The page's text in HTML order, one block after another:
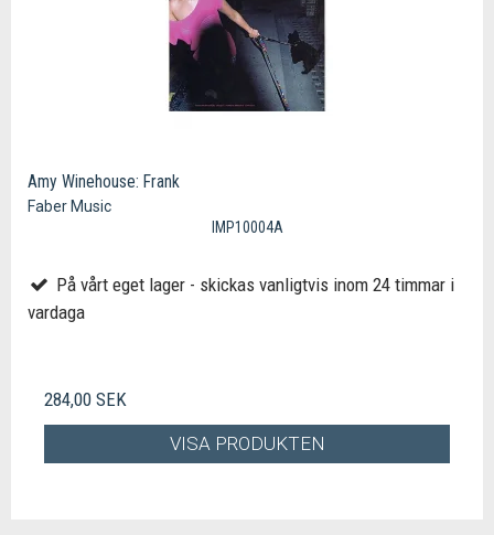
Amy Winehouse: Frank
Faber Music
IMP10004A
På vårt eget lager - skickas vanligtvis inom 24 timmar i
vardaga
284,00 SEK
VISA PRODUKTEN